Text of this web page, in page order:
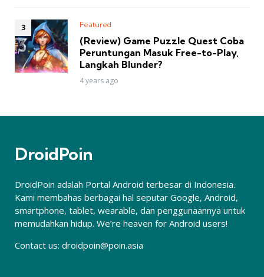
Featured
(Review) Game Puzzle Quest Coba
Peruntungan Masuk Free-to-Play,
Langkah Blunder?
4 years ago
DroidPoin
DroidPoin adalah Portal Android terbesar di Indonesia.
Kami membahas berbagai hal seputar Google, Android,
smartphone, tablet, wearable, dan penggunaannya untuk
memudahkan hidup. We’re heaven for Android users!
Contact us: droidpoin@poin.asia